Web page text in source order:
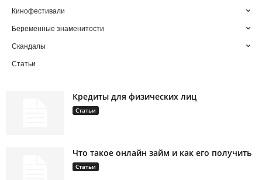
Кинофестивали
Беременные знаменитости
Скандалы
Статьи
Кредиты для физических лиц
Статьи
Что такое онлайн займ и как его получить
Статьи